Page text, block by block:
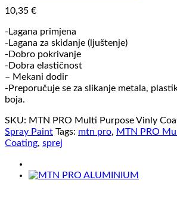
10,35 €
-Lagana primjena
-Lagana za skidanje (ljuštenje)
-Dobro pokrivanje
-Dobra elastičnost
– Mekani dodir
-Preporučuje se za slikanje metala,
boja.
SKU: MTN PRO Multi Purpose Vinly
Spray Paint Tags: mtn pro, MTN PRO
Coating, sprej